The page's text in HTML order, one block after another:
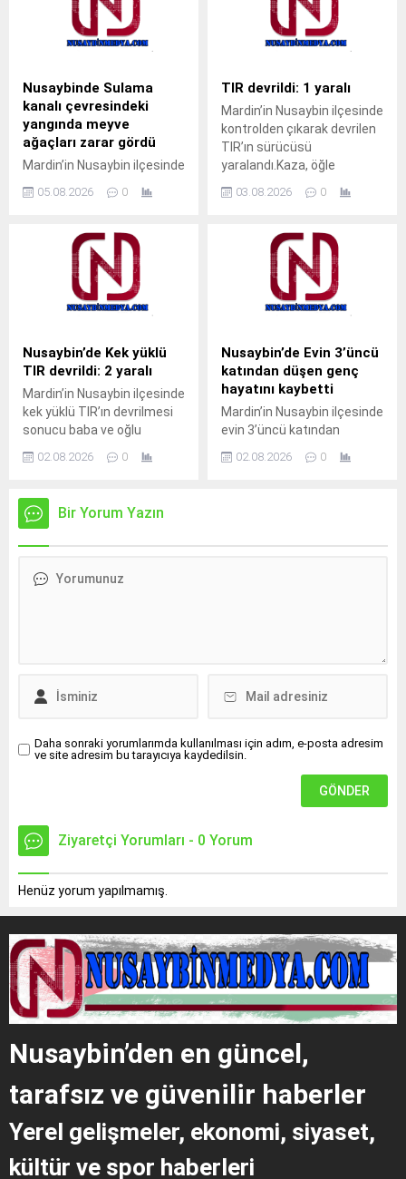
isteyen vatandaşlar, ALO
182 çağrı merkezi veya
MHRS (Merkezi Hekim
üzerinden randevu alarak
muayene olabilecek. Tap
Simulator Codes
Olay, akşam saatlerinde
Cumhuriyet Mahallesi’nde
meydana geldi.Akrabalarını
çocuk, pencerenin demir
korkulukları arasına kafasını
sokunca sıkışarak mahsur
kaldı. Çocuğun ağlama
sesini duyan yakınları
yardıma koştu. Durumu fark
eden aile üyeleri, aynı evde...
Nusaybinde Sulama
kanalı çevresindeki
yangında meyve
ağaçları zarar gördü
Mardin’in Nusaybin ilçesinde
çıkan kuru ot yangınında
gördü. Yangın, sabah
saatlerinde Nusaybin
ilçesine bağlı kırsal
Bahçebaşı Mahallesi’nde
sulama kanalı çevresinde
nedenle başlayan kuru ot
yangını, rüzgarın etkisiyle
çevredeki meyve ağaçlarına
sıçradı. İhbar üzerine
bölgeye sevk edilen itfaiye
ekipleri, yangını çevreye
yayılmadan...
05.08.2026 0
TIR devrildi: 1 yaralı
Mardin’in Nusaybin ilçesinde
kontrolden çıkarak devrilen
TIR’ın sürücüsü
yaralandı.Kaza, öğle
ilçesine bağlı kırsal Girmeli
uluslararası İpekyolu’nda
meydana
geldi.Sürücüsünün kimliği
ve taşıdığı yük henüz
öğrenilemeyen 33 BED 762
Cizre istikametine seyir
halindeyken kontrolden
çıkarak orta refüjdeki demir
bariyerlere çarpıp
devrildi.Kazada araç içinde
mahsur kalan...
03.08.2026 0
Nusaybin’de Kek yüklü
TIR devrildi: 2 yaralı
Mardin’in Nusaybin ilçesinde
kek yüklü TIR’ın devrilmesi
sonucu baba ve oğlu
saatlerinde Nusaybin
Mahallesi mevkisindeki
uluslararası İpekyolu’nda
plakalı kek yüklü TIR,
çarparak devrildi. Kazada...
02.08.2026 0
Nusaybin’de Evin 3’üncü
katından düşen genç
hayatını kaybetti
Mardin’in Nusaybin ilçesinde
evin 3’üncü katından
yaşındaki genç yaşamını
üzerine olay...
02.08.2026 0
Bir Yorum Yazın
Daha sonraki yorumlarımda kullanılması için adım, e-posta adresim
ve site adresim bu tarayıcıya kaydedilsin.
Ziyaretçi Yorumları - 0 Yorum
Henüz yorum yapılmamış.
Nusaybin’den en güncel,
tarafsız ve güvenilir haberler
Yerel gelişmeler, ekonomi, siyaset,
kültür ve spor haberleri